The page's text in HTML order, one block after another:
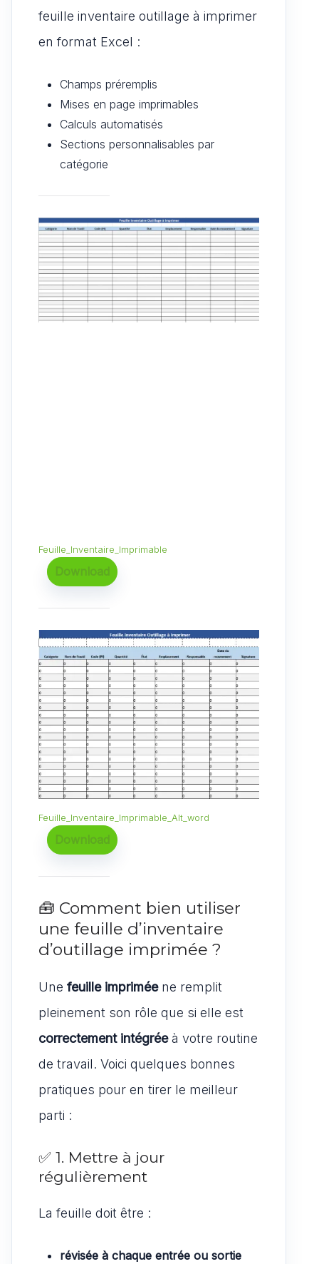
feuille inventaire outillage à imprimer
en format Excel :
Champs préremplis
Mises en page imprimables
Calculs automatisés
Sections personnalisables par
catégorie
Feuille_Inventaire_Imprimable
Download
Feuille_Inventaire_Imprimable_Alt_word
Download
🧰 Comment bien utiliser
une feuille d’inventaire
d’outillage imprimée ?
Une feuille impriméene remplit
pleinement son rôle que si elle est
correctement intégréeà votre routine
de travail. Voici quelques bonnes
pratiques pour en tirer le meilleur
parti :
✅ 1. Mettre à jour
régulièrement
La feuille doit être :
révisée à chaque entrée ou sortie